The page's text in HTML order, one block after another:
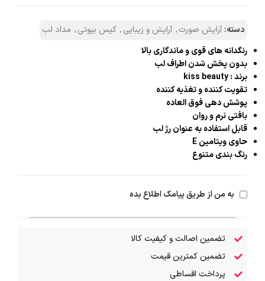
دسته: آرایش صورت, آرایش و زیبایی, کیس بیوتی, مداد لب
رنگدانه های قوی و ماندگاری بالا
بدون پخش شدن اطراف لب
برند : kiss beauty
تقویت کننده و تغذیه کننده
پوشش دهی فوق العاده
بافتی نرم و روان
قابل استفاده به عنوان رژ لب
حاوی ویتامین E
رنگ بندی متنوع
به من از طریق پیامک اطلاع بده
تضمین اصالت و کیفیت کالا
تضمین کمترین قیمت
پرداخت اقساطی